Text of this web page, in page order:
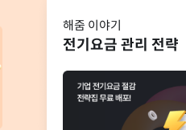
해줌 이야기
전기요금 관리 전략